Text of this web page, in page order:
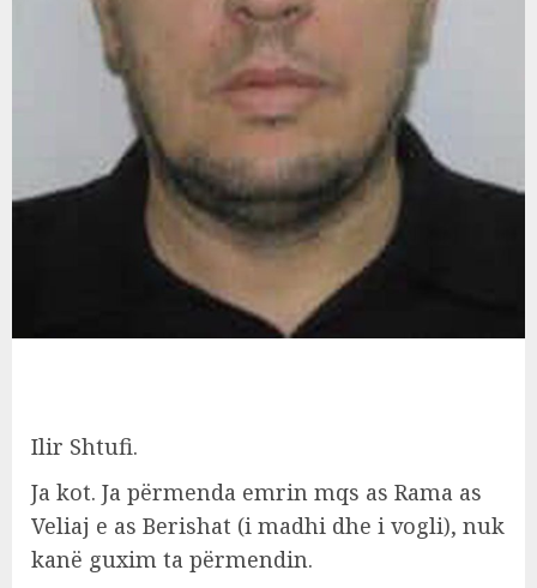
Ilir Shtufi.
Ja kot. Ja përmenda emrin mqs as Rama as
Veliaj e as Berishat (i madhi dhe i vogli), nuk
kanë guxim ta përmendin.